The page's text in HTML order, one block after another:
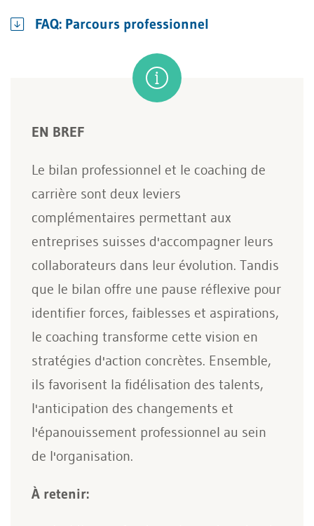
FAQ: Parcours professionnel
EN BREF
Le bilan professionnel et le coaching de
carrière sont deux leviers
complémentaires permettant aux
entreprises suisses d'accompagner leurs
collaborateurs dans leur évolution. Tandis
que le bilan offre une pause réflexive pour
identifier forces, faiblesses et aspirations,
le coaching transforme cette vision en
stratégies d'action concrètes. Ensemble,
ils favorisent la fidélisation des talents,
l'anticipation des changements et
l'épanouissement professionnel au sein
de l'organisation.
À retenir: